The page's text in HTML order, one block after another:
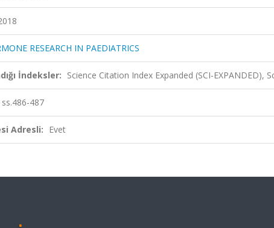
RESEARCH IN PAEDIATRICS
İndeksler: Science Citation Index Expanded (SCI-EXPANDED),
ss.486-487
Adresli: Evet